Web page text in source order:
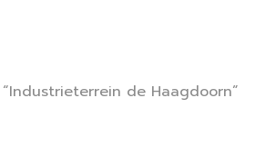
de Haagdoorn”